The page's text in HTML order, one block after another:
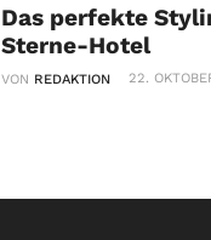
Das perfekte
Sterne-Hotel
VON REDAKTION 22.